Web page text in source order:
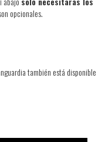
opcionales.
también está disponible